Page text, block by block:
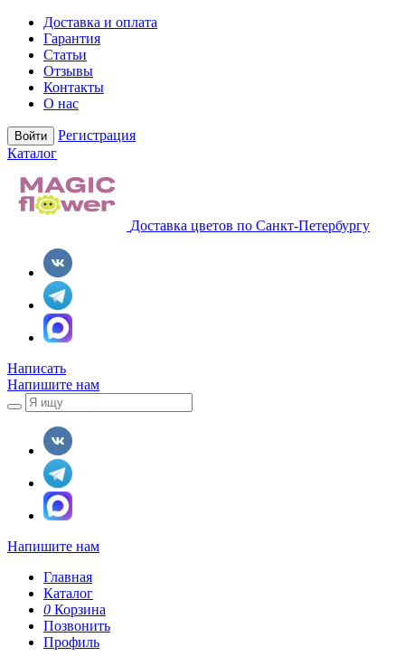
Доставка и оплата
Гарантия
Статьи
Отзывы
Контакты
О нас
Войти
Регистрация
Каталог
Доставка цветов по Санкт-Петербургу
Написать
Напишите нам
Напишите нам
Главная
Каталог
0 Корзина
Позвонить
Профиль